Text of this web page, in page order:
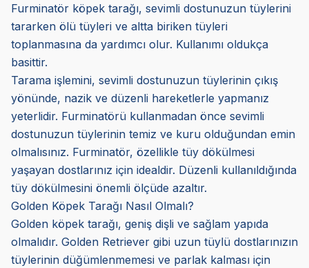
Furminatör köpek tarağı, sevimli dostunuzun tüylerini
tararken ölü tüyleri ve altta biriken tüyleri
toplanmasına da yardımcı olur. Kullanımı oldukça
basittir.
Tarama işlemini, sevimli dostunuzun tüylerinin çıkış
yönünde, nazik ve düzenli hareketlerle yapmanız
yeterlidir. Furminatörü kullanmadan önce sevimli
dostunuzun tüylerinin temiz ve kuru olduğundan emin
olmalısınız. Furminatör, özellikle tüy dökülmesi
yaşayan dostlarınız için idealdir. Düzenli kullanıldığında
tüy dökülmesini önemli ölçüde azaltır.
Golden Köpek Tarağı Nasıl Olmalı?
Golden köpek tarağı, geniş dişli ve sağlam yapıda
olmalıdır. Golden Retriever gibi uzun tüylü dostlarınızın
tüylerinin düğümlenmemesi ve parlak kalması için